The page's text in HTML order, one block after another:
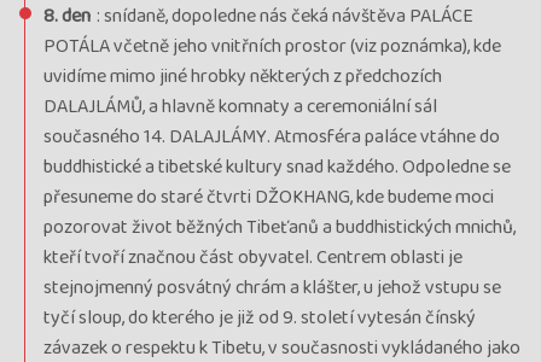
8. den : snídaně, dopoledne nás čeká návštěva PALÁCE
POTÁLA včetně jeho vnitřních prostor (viz poznámka), kde
uvidíme mimo jiné hrobky některých z předchozích
DALAJLÁMŮ, a hlavně komnaty a ceremoniální sál
současného 14. DALAJLÁMY. Atmosféra paláce vtáhne do
buddhistické a tibetské kultury snad každého. Odpoledne se
přesuneme do staré čtvrti DŽOKHANG, kde budeme moci
pozorovat život běžných Tibeťanů a buddhistických mnichů,
kteří tvoří značnou část obyvatel. Centrem oblasti je
stejnojmenný posvátný chrám a klášter, u jehož vstupu se
tyčí sloup, do kterého je již od 9. století vytesán čínský
závazek o respektu k Tibetu, v současnosti vykládaného jako